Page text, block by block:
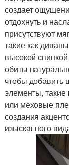
создает
отдохнуть и
присутствуют
такие как
высокой
обиты
чтобы добавить
элементы, такие
или меховые
создания
изысканного